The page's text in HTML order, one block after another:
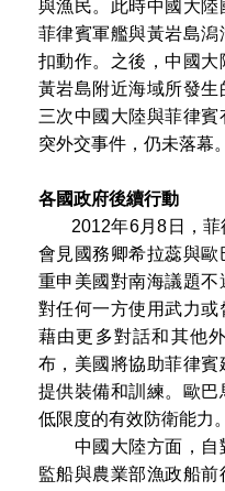
與漁民。此時中國大
菲律賓軍艦與黃岩島潟
扣動作。之後，中國
黃岩島附近海域所發
三次中國大陸與菲律
突外交事件，仍未落幕。
各國政府後續行動
2012年6月8日，菲
會見國務卿希拉蕊與
重申美國對南海議題不
對任何一方使用武力
藉由更多對話和其他
布，美國將協助菲律
提供裝備和訓練。歐
低限度的有效防衛能力。
中國大陸方面，自
監船與農業部漁政船前